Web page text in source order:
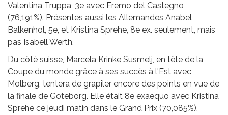
Valentina Truppa, 3e avec Eremo del Castegno
(76,191%). Présentes aussi les Allemandes Anabel
Balkenhol, 5e, et Kristina Sprehe, 8e ex. seulement, mais
pas Isabell Werth.
Du côté suisse, Marcela Krinke Susmelj, en tête de la
Coupe du monde grâce à ses succès à l'Est avec
Molberg, tentera de grapiler encore des points en vue de
la finale de Göteborg. Elle était 8e exaequo avec Kristina
Sprehe ce jeudi matin dans le Grand Prix (70,085%).